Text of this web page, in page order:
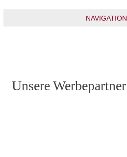
NAVIGATION
Unsere Werbepartner